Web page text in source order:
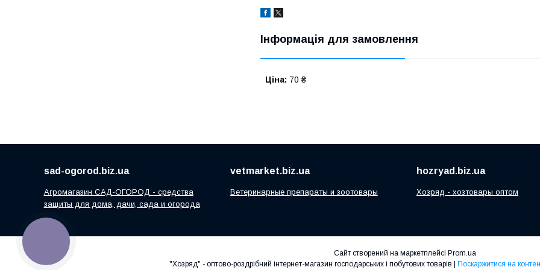
Інформація для замовлення
Ціна: 70 ₴
sad-ogorod.biz.ua
Агромагазин САД-ОГОРОД - средства
защиты для дома, дачи, сада и огорода
vetmarket.biz.ua
Ветеринарные препараты и зоотовары
hozryad.biz.ua
Хозряд - хозтовары оптом
Сайт створений на маркетплейсі Prom.ua
"Хозряд" - оптово-роздрібний інтернет-магазин господарських і побутових товарів | Поскаржитися на